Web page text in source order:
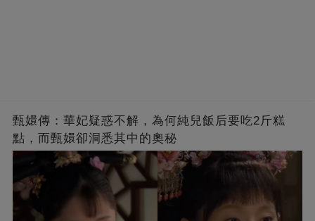
甄嬛傳：華妃疑惑不解，為何純兒飯后要吃2斤糕
點，而甄嬛卻洞悉其中的奧秘